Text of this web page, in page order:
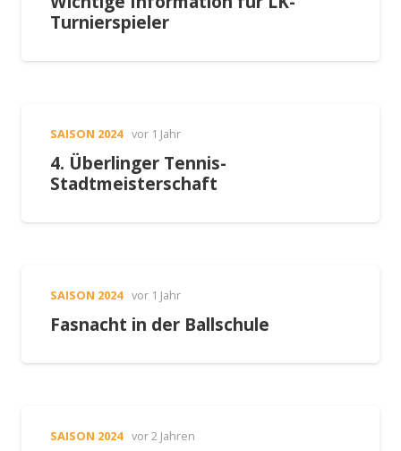
Turnierspieler
SAISON 2024 vor 1 Jahr
4. Überlinger Tennis-
Stadtmeisterschaft
SAISON 2024 vor 1 Jahr
Fasnacht in der Ballschule
SAISON 2024 vor 2 Jahren